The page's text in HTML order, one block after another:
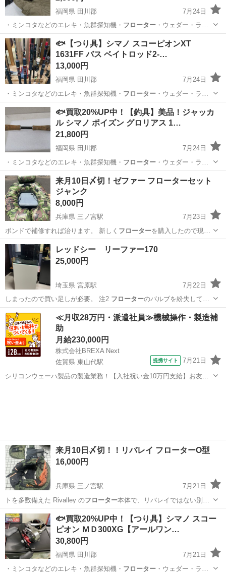
福岡県 田川郡
7月24日
・ミンコタなどのエレキ・魚群探知機・ フローター・ウェダー・ライ
フJKT ■取…
福岡 田川郡 その他 釣具
🐟【つり具】シマノ スコーピオンXT
1631FF バス ベイトロッド2-…
13,000円
福岡県 田川郡
7月24日
・ミンコタなどのエレキ・魚群探知機・ フローター・ウェダー・ライ
フJKT ■取…
福岡 田川郡 その他 釣具
🐟買取20%UP中！【釣具】美品！ジャッカ
ル シマノ ポイズン グロリアス 1…
21,800円
福岡県 田川郡
7月24日
・ミンコタなどのエレキ・魚群探知機・ フローター・ウェダー・ライ
フJKT ■取…
福岡 田川郡 その他 釣具
来月10日〆切！ゼファー フローターセット
ジャンク
8,000円
兵庫県 三ノ宮駅
7月23日
ボンドで補修すれば治ります。 新しく フローターを購入したので現在
は完全に治る手前で…
兵庫 神戸市 三ノ宮駅 マリンスポーツ
レッドシー リーファー170
25,000円
埼玉県 宮原駅
7月22日
しまったので買い足しが必要。 注2 フローターのバルブを紛失してお
ります為、コチラ…
埼玉 さいたま市 宮原駅 その他
≪月収28万円・派遣社員≫機械操作・製造補
助
月給230,000円
株式会社BREXA Next
佐賀県 東山代駅
提携サイト 7月21日
シリコンウェーハ製品の製造業務！【入社祝い金10万円支給】お友達
来月10日〆切！！リバレイ フローターO型
16,000円
兵庫県 三ノ宮駅
7月21日
トを多数備えた Rivalley のフローター本体で、リバレイではない別の
フィンが…
兵庫 神戸市 三ノ宮駅 マリンスポーツ
🐟買取20%UP中！【つり具】シマノ スコー
ピオン ＭＤ300XG【アールワン…
30,800円
福岡県 田川郡
7月21日
・ミンコタなどのエレキ・魚群探知機・ フローター・ウェダー・ライ